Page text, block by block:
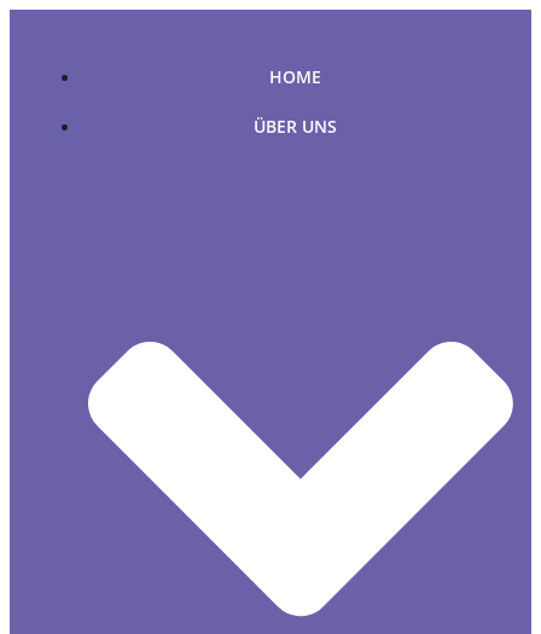
springen
HOME
ÜBER UNS